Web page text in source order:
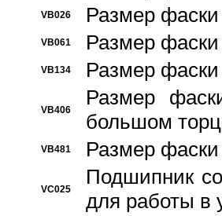
VB026 Размер
VB061 Размер
VB134 Размер
VB406
Размер
большом
VB481 Размер
VC025
Подшипник
для работы в